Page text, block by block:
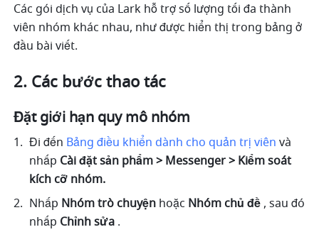
Các gói dịch vụ của Lark hỗ trợ số lượng tối đa thành
viên nhóm khác nhau, như được hiển thị trong bảng ở
đầu bài viết.
Các bước thao tác
Đặt giới hạn quy mô nhóm
Đi đến Bảng điều khiển dành cho quản trị viên và
nhấp Cài đặt sản phẩm > Messenger > Kiểm soát
kích cỡ nhóm.
Nhấp Nhóm trò chuyện hoặc Nhóm chủ đề , sau đó
nhấp Chỉnh sửa .